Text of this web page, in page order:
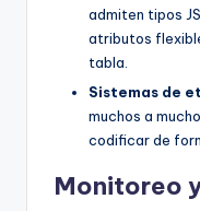
admiten tipos
atributos
tabla.
Sistemas de
muchos a
codificar de
Monitoreo